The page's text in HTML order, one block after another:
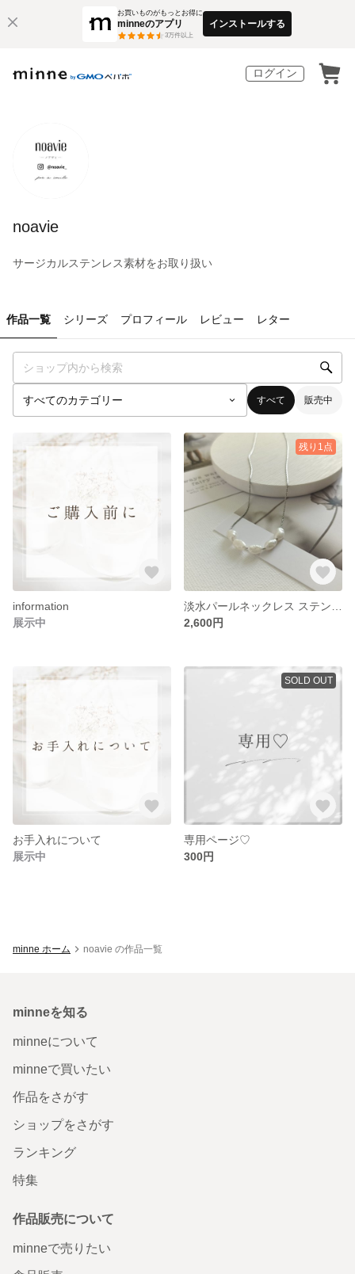
お買いものがもっとお得に
minneのアプリ
3万件以上
インストールする
ログイン
noavie
サージカルステンレス素材をお取り扱い
作品一覧 シリーズ プロフィール レビュー レター
すべて 販売中
information
展示中
残り1点
2,600円
お手入れについて
展示中
SOLD OUT
専用ページ♡
300円
minne ホーム noavie の作品一覧
minneを知る
minneについて
minneで買いたい
作品をさがす
ショップをさがす
ランキング
特集
作品販売について
minneで売りたい